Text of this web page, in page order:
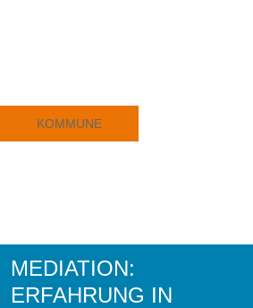
KOMMUNE
MEDIATION:
ERFAHRUNG IN